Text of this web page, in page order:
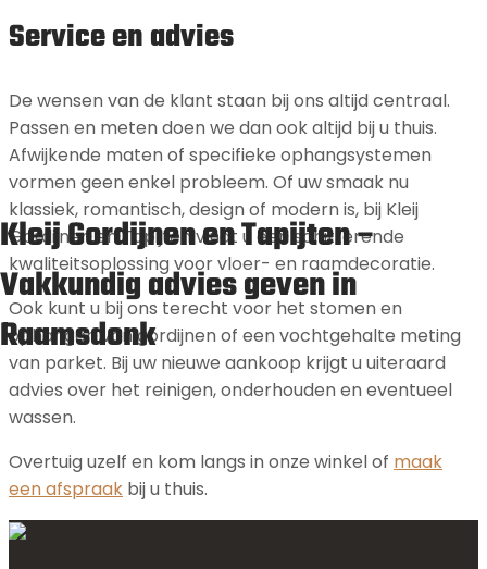
Kleij Gordijnen en Tapijten –
Vakkundig advies geven in
Raamsdonk
Service en advies
De wensen van de klant staan bij ons altijd centraal.
Passen en meten doen we dan ook altijd bij u thuis.
Afwijkende maten of specifieke ophangsystemen
vormen geen enkel probleem. Of uw smaak nu
klassiek, romantisch, design of modern is, bij Kleij
Gordijnen en Tapijten vindt u een schitterende
kwaliteitsoplossing voor vloer- en raamdecoratie.
Ook kunt u bij ons terecht voor het stomen en
ophangen van gordijnen of een vochtgehalte meting
van parket. Bij uw nieuwe aankoop krijgt u uiteraard
advies over het reinigen, onderhouden en eventueel
wassen.
Overtuig uzelf en kom langs in onze winkel of maak
een afspraak bij u thuis.